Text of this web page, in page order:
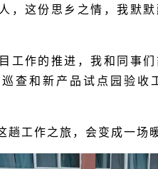
，这份思乡之情，我默
工作的推进，我和同事
查和新产品试点园验收
趟工作之旅，会变成一场